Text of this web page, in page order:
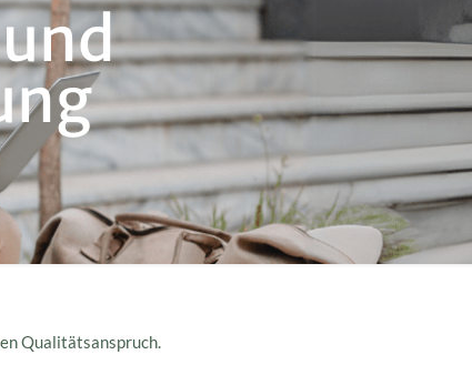
Qualitätsanspruch.